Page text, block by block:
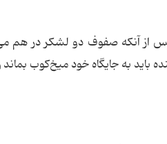
از آنکه صفوف دو لشکر در هم
باید به جایگاه خود میخ‌کوب